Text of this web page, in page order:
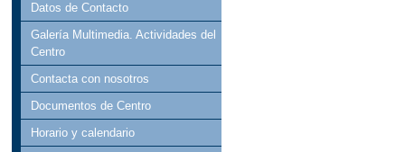
Datos de Contacto
Galería Multimedia. Actividades del
Centro
Contacta con nosotros
Documentos de Centro
Horario y calendario